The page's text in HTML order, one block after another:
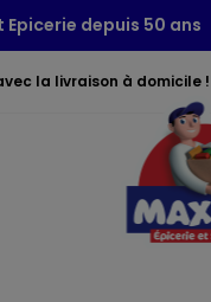
depuis 50 ans
la livraison à domicile !